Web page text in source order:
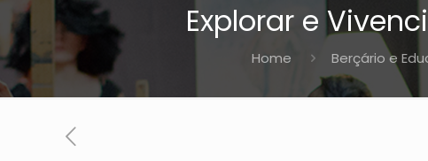
Explorar e
Home Berçário e